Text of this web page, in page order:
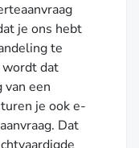
je ons hebt
te
wordt dat
van een
je ook e-
Dat